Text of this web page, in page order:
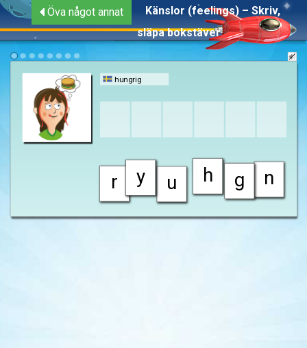
Öva något annat
Känslor (feelings) – Skriv,
släpa bokstäver
hungrig
h
u n
g
r y